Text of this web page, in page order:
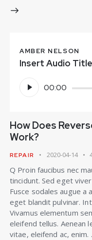
AMBER NELSON
Insert Audio
Reprodutor
de
áudio
00:00
How Does
Work?
REPAIR 2020-04-14
Q Proin faucibus nec
tincidunt. Sed eget
Fusce sodales augue a
eget blandit pulvinar.
Vivamus elementum
eleifend tellus. Aenean
vitae, eleifend ac, enim.